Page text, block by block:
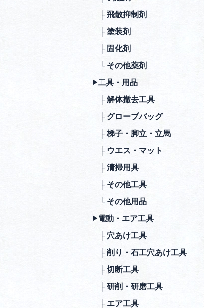
├ ⾶散抑制剤
├ 塗装剤
├ 固化剤
└ その他薬剤
▶︎⼯具・⽤品
├ 解体撤去⼯具
├ グローブバッグ
├ 梯⼦・脚⽴・⽴⾺
├ ウエス・マット
├ 清掃⽤具
├ その他⼯具
└ その他⽤品
▶︎ 電動・エア⼯具
├ ⽳あけ⼯具
├ 削り・⽯⼯⽳あけ⼯具
├ 切断⼯具
├ 研削・研磨⼯具
├ エア⼯具